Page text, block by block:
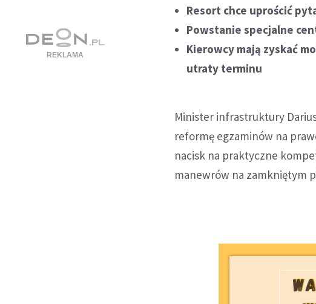
Resort chce uprościć
Powstanie specjalne
Kierowcy mają zyskać
utraty terminu
Minister infrastruktury
reformę egzaminów na
nacisk na praktyczne
manewrów na zamkniętym